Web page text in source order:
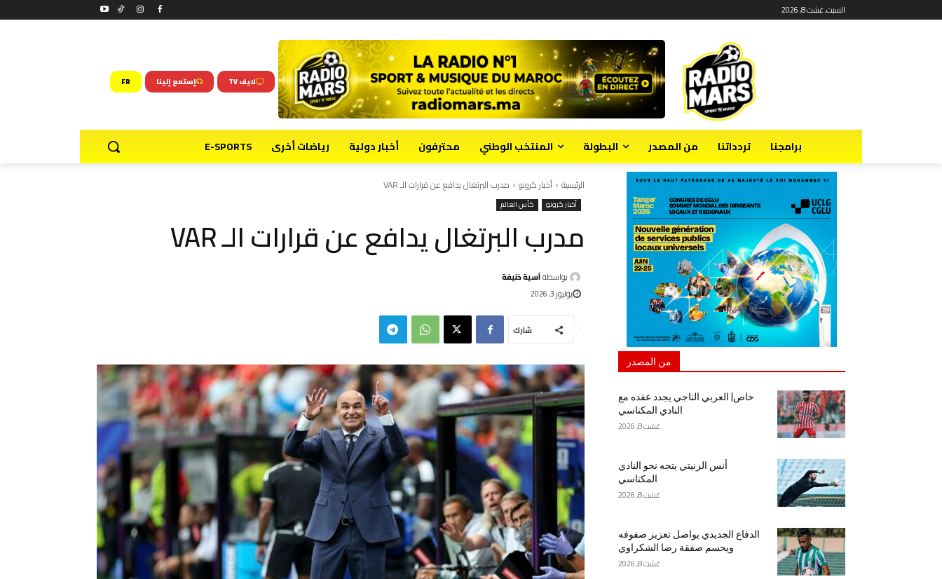
السبت, غشت 8, 2026
لايف TV إستمع إلينا FR
برامجنا تردداتنا من المصدر البطولة المنتخب الوطني محترفون أخبار دولية رياضات أخرى E-SPORTS
الرئيسية أخبار كرونو مدرب البرتغال يدافع عن قرارات الـ VAR
أخبار كرونو كأس العالم
مدرب البرتغال يدافع عن قرارات الـ VAR
بواسطةآسية خنيفة
يوليوز 3, 2026
شارك
من المصدر
خاص| العربي الناجي يجدد عقده مع
النادي المكناسي
غشت 8, 2026
أنس الزنيتي يتجه نحو النادي
المكناسي
غشت 8, 2026
الدفاع الجديدي يواصل تعزيز صفوفه
ويحسم صفقة رضا الشكراوي
غشت 8, 2026